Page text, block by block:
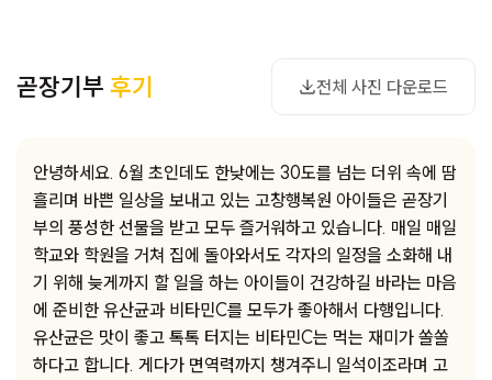
곧장기부 후기 전체 사진 다운로드
사진 다운로드
안녕하세요. 6월 초인데도 한낮에는 30도를 넘는 더위 속에 땀
흘리며 바쁜 일상을 보내고 있는 고창행복원 아이들은 곧장기
부의 풍성한 선물을 받고 모두 즐거워하고 있습니다. 매일 매일
학교와 학원을 거쳐 집에 돌아와서도 각자의 일정을 소화해 내
기 위해 늦게까지 할 일을 하는 아이들이 건강하길 바라는 마음
에 준비한 유산균과 비타민C를 모두가 좋아해서 다행입니다.
유산균은 맛이 좋고 톡톡 터지는 비타민C는 먹는 재미가 쏠쏠
하다고 합니다. 게다가 면역력까지 챙겨주니 일석이조라며 고